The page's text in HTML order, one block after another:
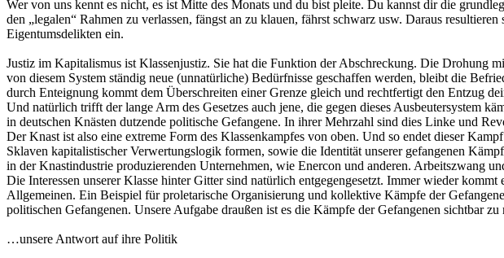
Wer von uns kennt es nicht, es ist Mitte des Monats und du bist pleite. Du kannst dir die
den „legalen“ Rahmen zu verlassen, fängst an zu klauen, fährst schwarz usw. Daraus
Eigentumsdelikten ein.
Justiz im Kapitalismus ist Klassenjustiz. Sie hat die Funktion der Abschreckung. Die Drohung
von diesem System ständig neue (unnatürliche) Bedürfnisse geschaffen werden, bleibt die
durch Enteignung kommt dem Überschreiten einer Grenze gleich und rechtfertigt den Entzug
Und natürlich trifft der lange Arm des Gesetzes auch jene, die gegen dieses Ausbeutersystem
in deutschen Knästen dutzende politische Gefangene. In ihrer Mehrzahl sind dies Linke und
Der Knast ist also eine extreme Form des Klassenkampfes von oben. Und so endet dieser
Sklaven kapitalistischer Verwertungslogik formen, sowie die Identität unserer gefangenen
in der Knastindustrie produzierenden Unternehmen, wie Enercon und anderen. Arbeitszwang
Die Interessen unserer Klasse hinter Gitter sind natürlich entgegengesetzt. Immer wieder
Allgemeinen. Ein Beispiel für proletarische Organisierung und kollektive Kämpfe der
politischen Gefangenen. Unsere Aufgabe draußen ist es die Kämpfe der Gefangenen sichtbar
…unsere Antwort auf ihre Politik